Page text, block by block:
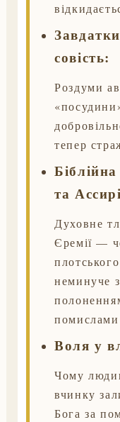
совість:
Роздуми
тепер
та
Духовне
Єремії —
неминуче
Воля у
Чому
вчинку
Бога за